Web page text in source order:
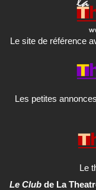
Le site de référence
Les petites
Le
Le Club de La